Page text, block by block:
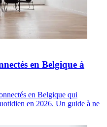
en Belgique à
en Belgique qui
en 2026. Un guide à ne